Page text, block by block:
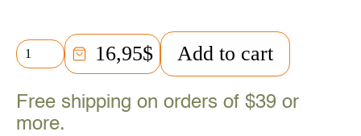
Léon
et
québécoises
quantity
16,95$ Add to cart
Free shipping on orders of $39 or
more.